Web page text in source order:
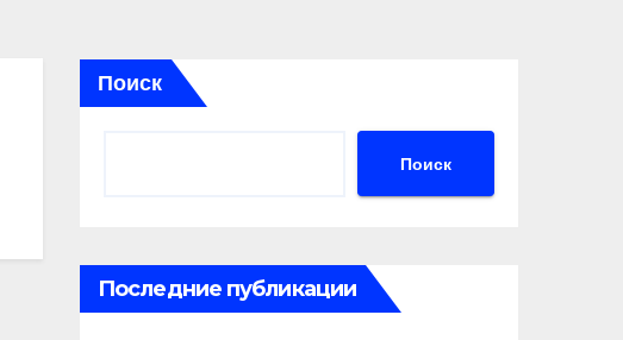
Поиск
Поиск
Последние публикации